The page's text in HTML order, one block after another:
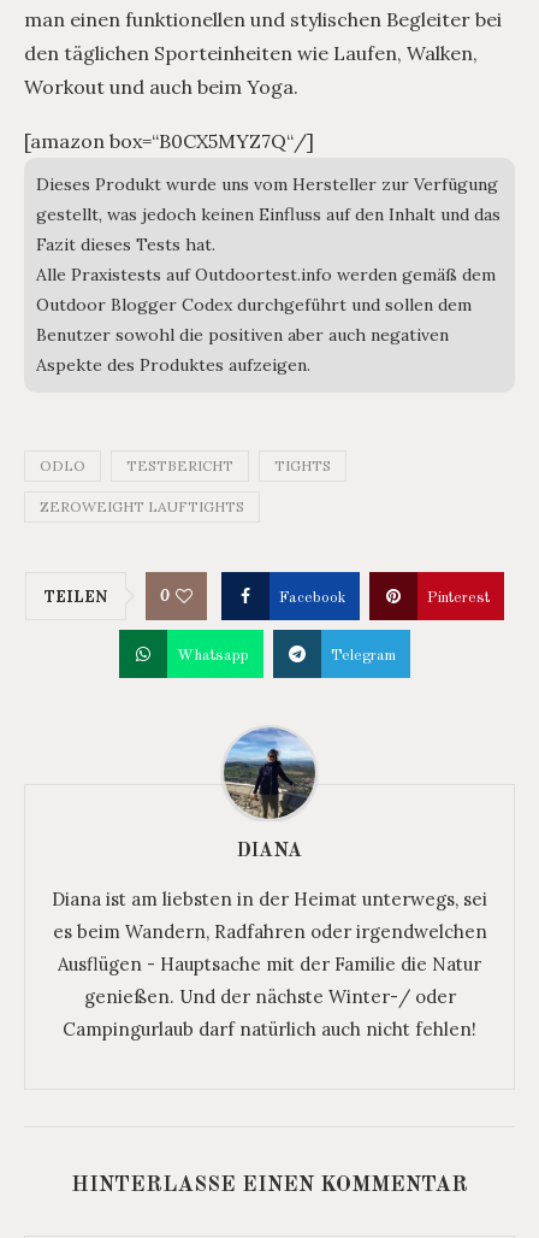
man einen funktionellen und stylischen Begleiter bei
den täglichen Sporteinheiten wie Laufen, Walken,
Workout und auch beim Yoga.
[amazon box=“B0CX5MYZ7Q“/]
Dieses Produkt wurde uns vom Hersteller zur Verfügung
gestellt, was jedoch keinen Einfluss auf den Inhalt und das
Fazit dieses Tests hat.
Alle Praxistests auf Outdoortest.info werden gemäß dem
Outdoor Blogger Codex durchgeführt und sollen dem
Benutzer sowohl die positiven aber auch negativen
Aspekte des Produktes aufzeigen.
ODLO TESTBERICHT TIGHTS
ZEROWEIGHT LAUFTIGHTS
TEILEN 0 Facebook Pinterest
Whatsapp Telegram
DIANA
Diana ist am liebsten in der Heimat unterwegs, sei
es beim Wandern, Radfahren oder irgendwelchen
Ausflügen - Hauptsache mit der Familie die Natur
genießen. Und der nächste Winter-/ oder
Campingurlaub darf natürlich auch nicht fehlen!
HINTERLASSE EINEN KOMMENTAR